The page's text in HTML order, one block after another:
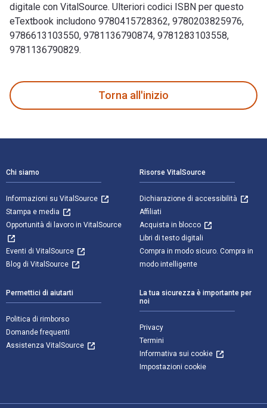
digitale con VitalSource. Ulteriori codici ISBN per questo
eTextbook includono 9780415728362, 9780203825976,
9786613103550, 9781136790874, 9781283103558,
9781136790829.
Torna all'inizio
Chi siamo
Informazioni su VitalSource
Stampa e media
Opportunità di lavoro in VitalSource
Eventi di VitalSource
Blog di VitalSource
Risorse VitalSource
Dichiarazione di accessibilità
Affiliati
Acquista in blocco
Libri di testo digitali
Compra in modo sicuro. Compra in
modo intelligente
Permettici di aiutarti
Politica di rimborso
Domande frequenti
Assistenza VitalSource
La tua sicurezza è importante per
noi
Privacy
Termini
Informativa sui cookie
Impostazioni cookie